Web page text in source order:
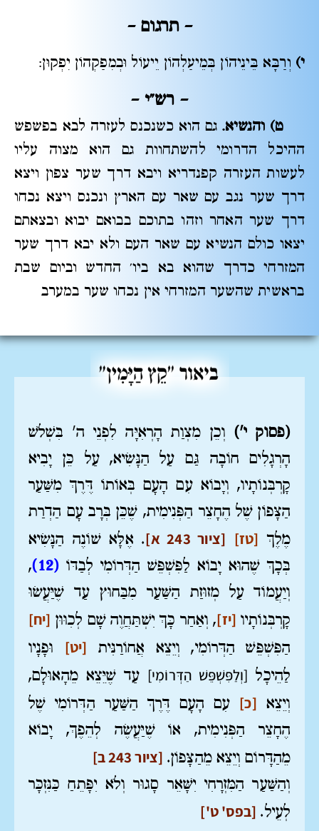
– תרגום –
י) וְרַבָּא בֵּינֵיהוֹן בְּמֵיעַלְהוֹן יֵיעוֹל וּבְמִפַקְהוֹן יִפְקוּן:
– רש"י –
ט) והנשיא. גם הוא כשנכנס לעזרה לבא בפשפש
ההיכל הדרומי להשתחוות גם הוא מצוה עליו
לעשות העזרה קפנדריא ויבא דרך שער צפון ויצא
דרך שער נגב עם שאר עם הארץ ונכנס ויצא נכחו
דרך שער האחר וזהו בתוכם בבואם יבוא ובצאתם
יצאו כולם הנשיא עם שאר העם ולא יבא דרך שער
המזרחי כדרך שהוא בא ביו' החדש וביום שבת
בראשית שהשער המזרחי אין נכחו שער במערב
(פסוק י')וְכֵן מִצְוַת הָרְאִיָּה לִפְנֵי ה' בִּשְׁלֹשׁ
הָרְגָלִים חוֹבָה גַּם עַל הַנָּשִׂיא, עַל כֵּן יָבִיא
קָרְבְּנוֹתָיו, וְיָבוֹא עִם הָעָם בְּאוֹתוֹ דֶּרֶךְ מִשַּׁעַר
הַצָּפוֹן שֶׁל הֶחָצֵר הַפְּנִימִית, שֶׁכֵּן בְּרָב עָם הַדְרַת
מֶלֶךְ [טז] [ציור 243 א]
. אֶלָּא שׁוֹנֶה הַנָּשִׂיא
בְּכָךְ שֶׁהוּא יָבוֹא לַפִּשְׁפֵּשׁ הַדְּרוֹמִי לְבַדּוֹ (12)
,
וְיַעֲמוֹד עַל מְזוּזַת הַשַּׁעַר מִבַּחוּץ עַד שֶׁיַּעֲשׂוּ
קָרְבְּנוֹתָיו [יז], וְאַחַר כָּךְ יִשְׁתַּחֲוֶה שָׁם לְכִוּוּן [יח]
הַפִּשְׁפֵּשׁ הַדְּרוֹמִי, וְיֵצֵא אֲחוֹרַנִּית [יט] וּפָנָיו
לַהֵיכָל [וְלַפִּשְׁפֵּשׁ הַדְּרוֹמִי] עַד שֶׁיֵּצֵא מֵהָאוּלָם,
וְיֵצֵא [כ] עִם הָעָם דֶּרֶךְ הַשַּׁעַר הַדְּרוֹמִי שֶׁל
הֶחָצֵר הַפְּנִימִית, אוֹ שֶׁיַּעֲשֶׂה לְהֵפֶךְ, יָבוֹא
מֵהַדָּרוֹם וְיֵצֵא מֵהַצָּפוֹן. [ציור 243 ב]
וְהַשַּׁעַר הַמִּזְרָחִי יִשָּׁאֵר סָגוּר וְלֹא יִפָּתֵחַ כַּנִּזְכָּר
לְעֵיל. [בפס' ט']